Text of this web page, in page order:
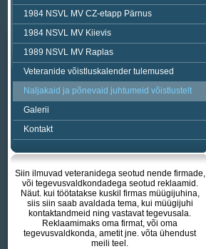
1984 NSVL MV CZ-etapp Pärnus
1984 NSVL MV Kiievis
1989 NSVL MV Raplas
Veteranide võistluskalender tulemused
Naljakaid ja põnevaid juhtumeid võistlustelt
Galerii
Kontakt
Siin ilmuvad veteranidega seotud nende firmade,
või tegevusvaldkondadega seotud reklaamid.
Näut. kui töötatakse kuskil firmas müügijuhina,
siis siin saab avaldada tema, kui müügijuhi
kontaktandmeid ning vastavat tegevusala.
Reklaamimaks oma firmat, või oma
tegevusvaldkonda, ametit jne. võta ühendust
meili teel.